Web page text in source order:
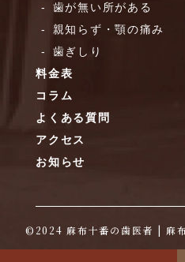
歯が無い所がある
親知らず・顎の痛み
歯ぎしり
料金表
コラム
よくある質問
アクセス
お知らせ
©︎2024 麻布十番の歯医者 | 麻